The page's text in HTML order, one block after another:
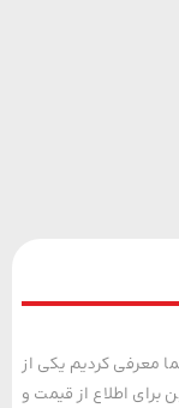
معرفی کردیم یکی از
از قیمت و